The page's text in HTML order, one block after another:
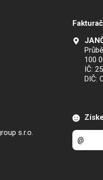
s.r.o.
100
IČ:
DIČ: